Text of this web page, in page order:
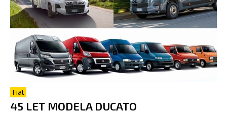
Fiat
45 LET MODELA DUCATO